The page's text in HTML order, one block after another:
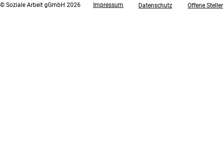
© Soziale Arbeit gGmbH 2026 Impressum Datenschutz Offene